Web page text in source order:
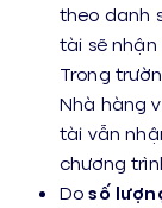
theo danh
tài sẽ nhận
Trong
Nhà hàng
tài vẫn
chương
Dosố